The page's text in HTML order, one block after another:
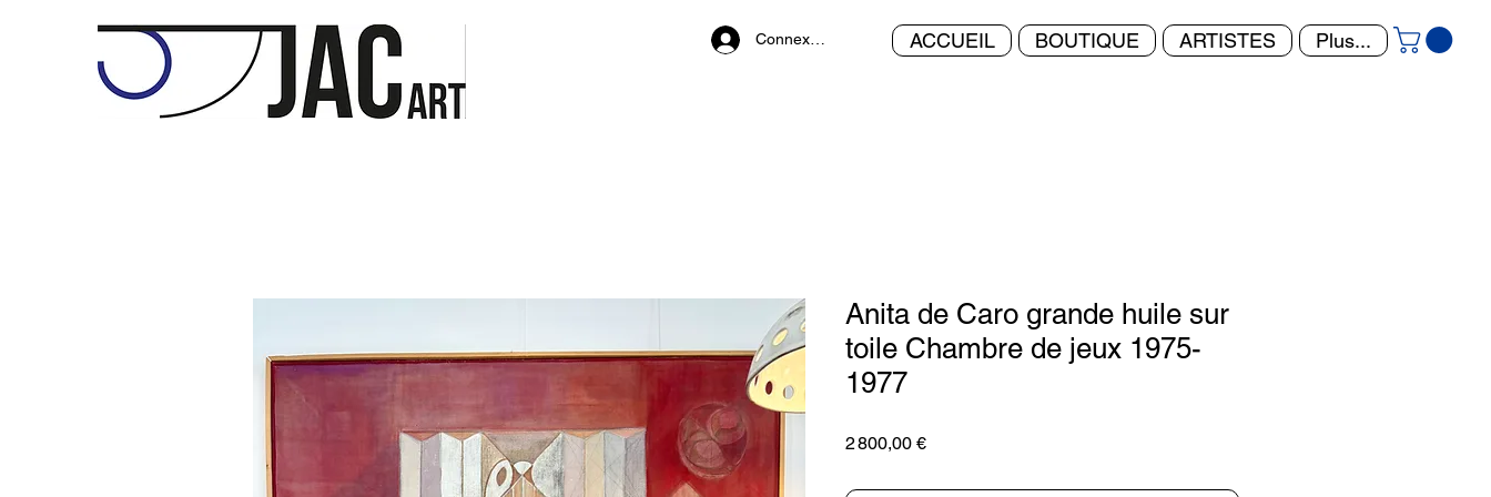
Connexion ACCUEIL BOUTIQUE ARTISTES Plus...
Anita de Caro grande huile sur
toile Chambre de jeux 1975-
1977
2 800,00 €Prix